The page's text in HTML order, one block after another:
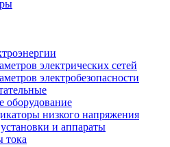
электрических сетей
электробезопасности
оборудование
низкого напряжения
и аппараты
тока